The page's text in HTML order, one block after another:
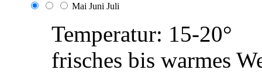
Mai Juni Juli
Temperatur: 15-20°
frisches bis warmes